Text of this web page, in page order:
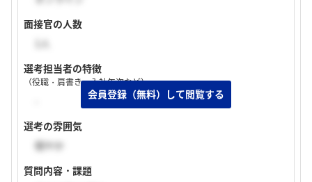
面接官の人数
選考担当者の特徴
（役職・肩書き・入社年次など）
選考の雰囲気
穏やか
質問内容・課題